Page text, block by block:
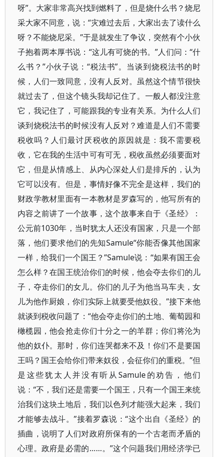
呀”。大家非常高兴找到燃料了，但是烧什么书？烧尼
采大家不同意，说：“灾难过去后，大家出去了读什么
呀？不能烧尼采。”于是就发生了争议，突然有个小伙
子抱着两本厚书说：“这儿有可烧的书。”人们问：“什
么书？”小伙子说：“税法书”。当谈到烧税法书的时
候，人们一致同意，没有人反对。虽然这个情节很快
就过去了，但这个镜头我却记住了。一般人都没注意
它，我记住了，可能跟我的专业有关系。为什么人们
谈到烧税法书的时候没有人反对？难道是人们不需要
税收吗？人们最讨厌税收的原因就是：我不需要税
收，它在我的生活中可有可无，税收虽然必须要面对
它，但是从情感上、从内心深处人们是排斥的，认为
它可以没有。但是，事情好像不完全是这样，我们的
财政学教材里面有一本教材是罗森写的，他写所有的
内容之前讲了一个故事，这个故事来自于《圣经》：
公元前1030年，当时犹太人还没有国家，只是一个部
落，他们要求他们的先知Samule“你能否像其他国家
一样，给我们一个国王？”Samule说：“如果有国王会
怎么样？在国王统治你们的时候，他会夺去你们的儿
子，夺走你们的女儿。你们的儿子为他当马车夫，女
儿为他作厨娘，你们实际上就要受他奴役。”接下来他
就谈到税收问题了：“他会夺走你们的土地、葡萄园和
橄榄园，他会抢走你们十分之一的羊群；你们将沦为
他的奴仆。那时，你们连哭都来不及！你们不是要国
王吗？国王会给你们带来奴役，会征你们的重税。”但
是这些犹太人并没有听从Samule的劝告，他们
说：“不，我们还是需要一个国王，只有一个国王来统
治我们这块土地后，我们以色列才能强大起来，我们
才能够去战斗。”接着罗森说：“这个出自《圣经》的
插曲，说明了人们对政府所保有的一个古老而矛盾的
心理。政府是必需的……。”这个问题我们用经济学已